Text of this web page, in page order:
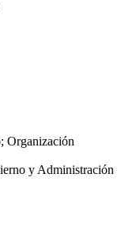
Organización
y Administración